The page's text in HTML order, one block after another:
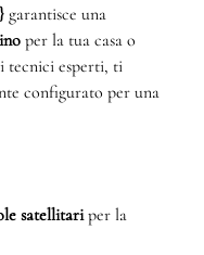
garantisce una
per la tua casa o
tecnici esperti, ti
configurato per una
satellitariper la